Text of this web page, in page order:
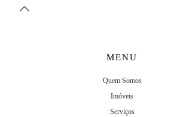
MENU
Quem Somos
Imóveis
Serviços